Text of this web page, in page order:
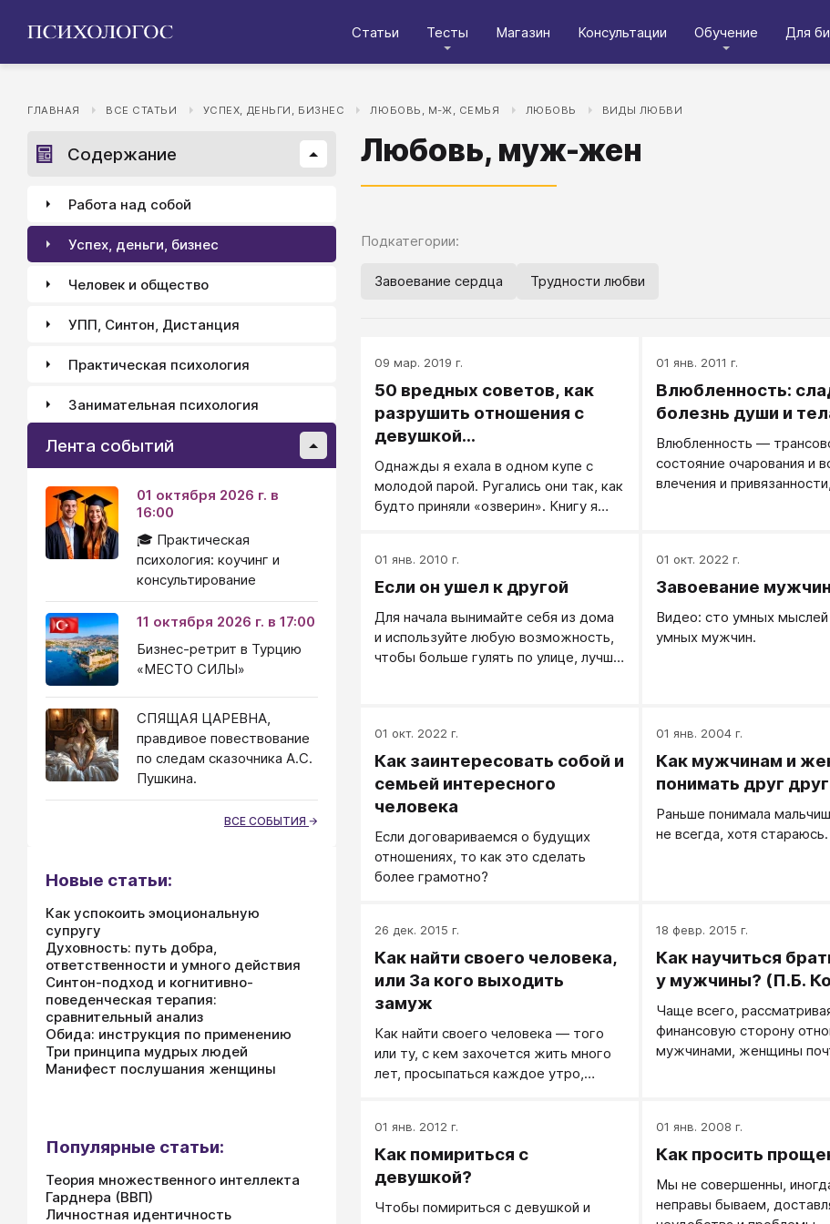
Статьи Тесты Магазин Консультации Обучение Для
ГЛАВНАЯ ВСЕ СТАТЬИ УСПЕХ, ДЕНЬГИ, БИЗНЕС ЛЮБОВЬ, М-Ж, СЕМЬЯ ЛЮБОВЬ ВИДЫ ЛЮБВИ
Любовь, муж-жен
Подкатегории:
Завоевание сердца Трудности любви
09 мар. 2019 г.
50 вредных советов, как
разрушить отношения с
девушкой...
Однажды я ехала в одном купе с
молодой парой. Ругались они так, как
будто приняли «озверин». Книгу я
начала фиксировать из их разговора
все, чем они недовольны. Интересно
01 янв. 2011 г.
Влюбленность:
болезнь души и
Влюбленность —
состояние очарования и
влечения и
01 янв. 2010 г.
Если он ушел к другой
Для начала вынимайте себя из дома
и используйте любую возможность,
чтобы больше гулять по улице, лучше
01 окт. 2022 г.
Завоевание
Видео: сто умных мыслей
умных мужчин.
01 окт. 2022 г.
Как заинтересовать собой и
семьей интересного
человека
Если договариваемся о будущих
отношениях, то как это сделать
более грамотно?
01 янв. 2004 г.
Как мужчинам и
понимать друг
Раньше понимала
не всегда, хотя стараюсь.
26 дек. 2015 г.
Как найти своего человека,
или За кого выходить
замуж
Как найти своего человека — того
или ту, с кем захочется жить много
лет, просыпаться каждое утро,
человек?
18 февр. 2015 г.
Как научиться
у мужчины? (П.Б.
​Чаще всего,
финансовую сторону
мужчинами, женщины
обратный вопрос: как
брать деньги у мужчины?
01 янв. 2012 г.
Как помириться с
девушкой?
Чтобы помириться с девушкой и
01 янв. 2008 г.
Как просить
Мы не совершенны,
неправы бываем,
Содержание
Работа над собой
Успех, деньги, бизнес
Человек и общество
УПП, Синтон, Дистанция
Практическая психология
Занимательная психология
Лента событий
01 октября 2026 г. в
16:00
🎓 Практическая
психология: коучинг и
консультирование
11 октября 2026 г. в 17:00
Бизнес-ретрит в Турцию
«МЕСТО СИЛЫ»
СПЯЩАЯ ЦАРЕВНА,
правдивое повествование
по следам сказочника А.С.
Пушкина.
ВСЕ СОБЫТИЯ
Новые статьи:
Как успокоить эмоциональную
супругу
Духовность: путь добра,
ответственности и умного действия
Синтон-подход и когнитивно-
поведенческая терапия:
сравнительный анализ
Обида: инструкция по применению
Три принципа мудрых людей
Манифест послушания женщины
Популярные статьи:
Теория множественного интеллекта
Гарднера (ВВП)
Личностная идентичность